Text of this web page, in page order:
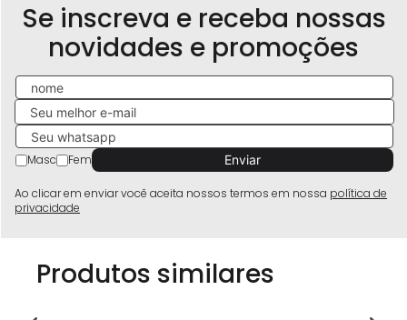
Se inscreva e receba nossas
novidades e promoções
Masc Fem
Ao clicar em enviar você aceita nossos termos em nossa política de
privacidade
Produtos similares